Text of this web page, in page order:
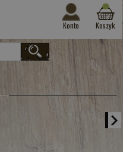
Konto Koszyk